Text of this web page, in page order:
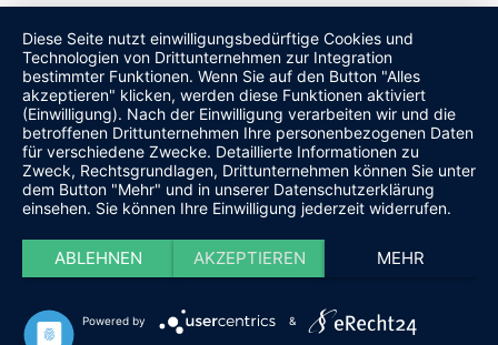
Diese Seite nutzt einwilligungsbedürftige Cookies und
Technologien von Drittunternehmen zur Integration
bestimmter Funktionen. Wenn Sie auf den Button "Alles
akzeptieren" klicken, werden diese Funktionen aktiviert
(Einwilligung). Nach der Einwilligung verarbeiten wir und die
betroffenen Drittunternehmen Ihre personenbezogenen Daten
für verschiedene Zwecke. Detaillierte Informationen zu
Zweck, Rechtsgrundlagen, Drittunternehmen können Sie unter
dem Button "Mehr" und in unserer Datenschutzerklärung
einsehen. Sie können Ihre Einwilligung jederzeit widerrufen.
ABLEHNEN AKZEPTIEREN MEHR
Powered by &